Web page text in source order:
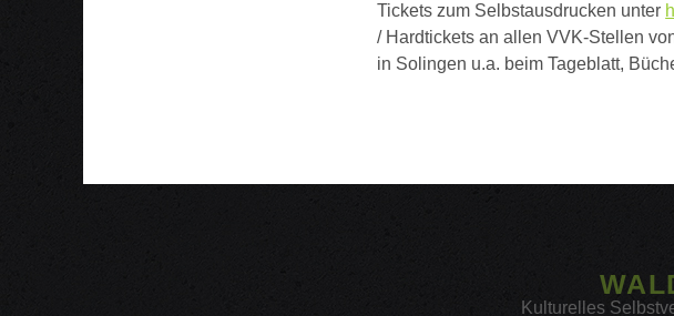
Tickets zum Selbstausdrucken unter
/ Hardtickets an allen VVK-Stellen
in Solingen u.a. beim Tageblatt,
Kulturelles